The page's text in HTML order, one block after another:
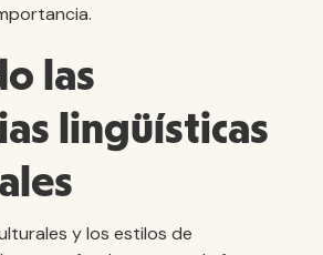
las
lingüísticas
y los estilos de